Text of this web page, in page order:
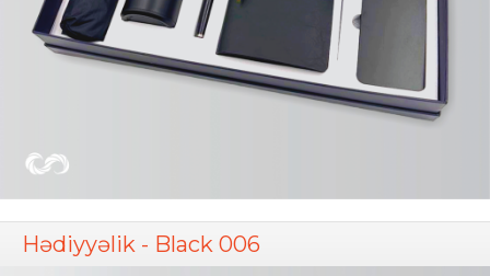
Hədiyyəlik - Black 006